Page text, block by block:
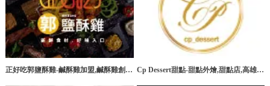
正好吃郭鹽酥雞-鹹酥雞加盟,鹹酥雞創
Cp Dessert甜點-甜點外燴,甜點店,高雄甜